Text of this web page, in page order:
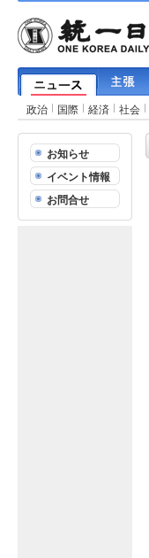
政治 国際 経済 社会
お知らせ
イベント情報
お問合せ